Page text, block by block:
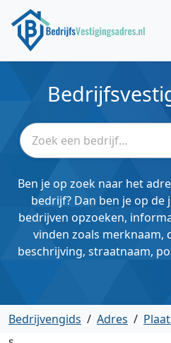
Ben je op zoek naar het
bedrijf? Dan ben je op de
bedrijven opzoeken,
vinden zoals merknaam,
beschrijving, straatnaam,
Bedrijvengids / Adres /